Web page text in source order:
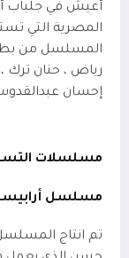
أعيش في جلباب
المصرية التي
المسلسل من
رياض ، حنان ترك
إحسان
مسلسلات
مسلسل